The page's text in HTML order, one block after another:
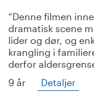
Denne filmen
dramatisk scene
lider og dør, og
krangling i
derfor
9 år
Detaljer